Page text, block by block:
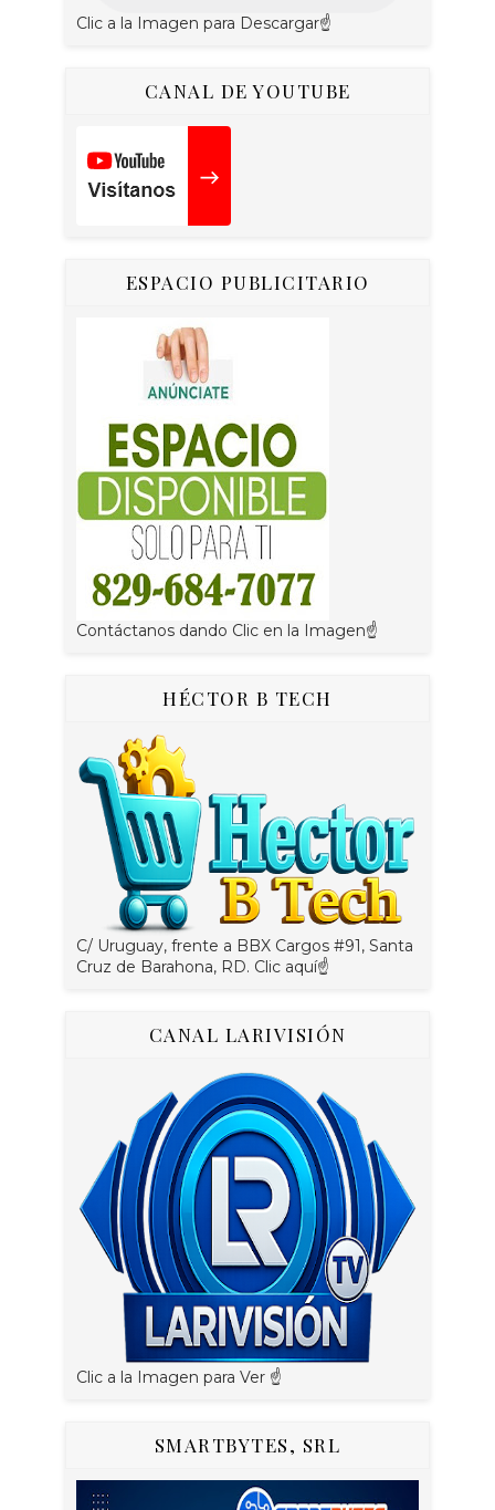
Clic a la Imagen para Descargar☝
CANAL DE YOUTUBE
ESPACIO PUBLICITARIO
Contáctanos dando Clic en la Imagen☝
HÉCTOR B TECH
C/ Uruguay, frente a BBX Cargos #91, Santa
Cruz de Barahona, RD. Clic aquí☝
CANAL LARIVISIÓN
Clic a la Imagen para Ver ☝️
SMARTBYTES, SRL